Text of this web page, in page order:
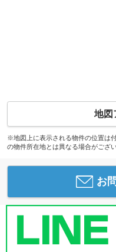
地図
※地図上に表示される物件の位置は
の物件所在地とは異なる場合がござい
お